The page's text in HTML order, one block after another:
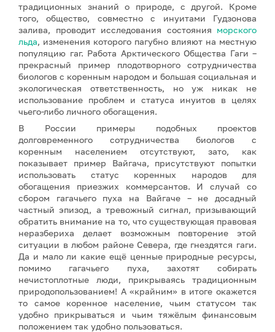
традиционных знаний о природе, с другой. Кроме
того, общество, совместно с инуитами Гудзонова
залива, проводит исследования состояния морского
льда, изменения которого пагубно влияют на местную
популяцию гаг. Работа Арктического Общества Гаги –
прекрасный пример плодотворного сотрудничества
биологов с коренным народом и большая социальная и
экологическая ответственность, но уж никак не
использование проблем и статуса инуитов в целях
чьего-либо личного обогащения.
В России примеры подобных проектов
долговременного сотрудничества биологов с
коренным населением отсутствуют, зато, как
показывает пример Вайгача, присутствуют попытки
использовать статус коренных народов для
обогащения приезжих коммерсантов. И случай со
сбором гагачьего пуха на Вайгаче – не досадный
частный эпизод, а тревожный сигнал, призывающий
обратить внимание на то, что существующая правовая
неразбериха делает возможным повторение этой
ситуации в любом районе Севера, где гнездятся гаги.
Да и мало ли какие ещё ценные природные ресурсы,
помимо гагачьего пуха, захотят собирать
нечистоплотные люди, прикрываясь традиционным
природопользованием! А «крайним» в итоге окажется
то самое коренное население, чьим статусом так
удобно прикрываться и чьим тяжёлым финансовым
положением так удобно пользоваться.